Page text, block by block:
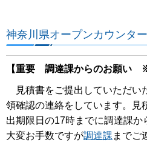
神奈川県オープンカウンタ
【重要 調達課からのお願い ※
見積書をご提出していただい
領確認の連絡をしています。見
出期限日の17時までに調達課か
大変お手数ですが調達課 までご